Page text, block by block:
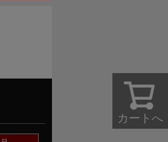
カートへ